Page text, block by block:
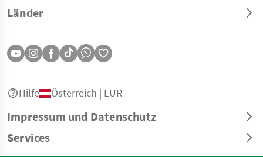
Länder
Impressum und Datenschutz
Services
Hilfe Österreich | EUR